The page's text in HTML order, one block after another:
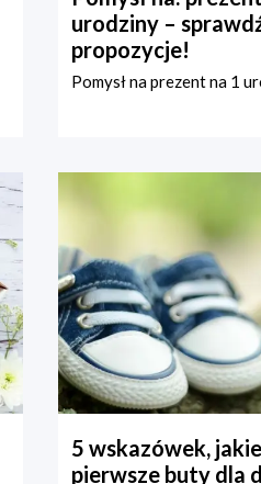
urodziny –
propozycje!
Pomysł na prezent na 1
5 wskazówek,
pierwsze buty dla